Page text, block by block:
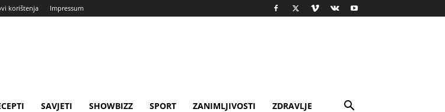
korištenja Impressum
SAVJETI SHOWBIZZ SPORT ZANIMLJIVOSTI ZDRAVLJE